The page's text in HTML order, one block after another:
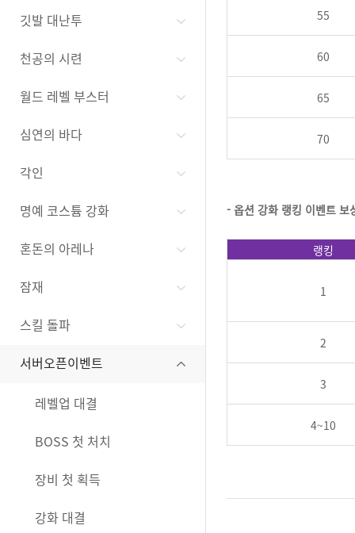
깃발 대난투
천공의 시련
월드 레벨 부스터
심연의 바다
각인
명예 코스튬 강화
혼돈의 아레나
잠재
스킬 돌파
서버오픈이벤트
레벨업 대결
BOSS 첫 처치
장비 첫 획득
강화 대결
55
60
65
70
- 옵션 강화 랭킹 이벤트 보
랭킹
1
2
3
4~10